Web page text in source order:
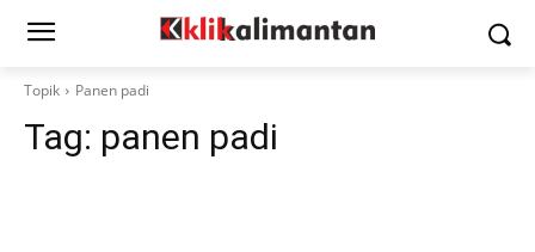
Topik Panen padi
Tag: panen padi